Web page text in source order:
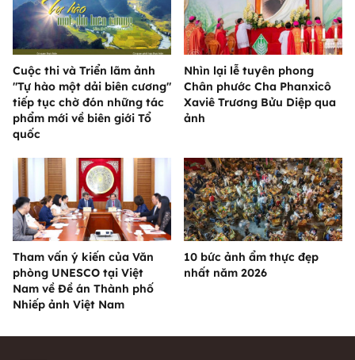
Cuộc thi và Triển lãm ảnh
"Tự hào một dải biên cương"
tiếp tục chờ đón những tác
phẩm mới về biên giới Tổ
quốc
Nhìn lại lễ tuyên phong
Chân phước Cha Phanxicô
Xaviê Trương Bửu Diệp qua
ảnh
Tham vấn ý kiến của Văn
phòng UNESCO tại Việt
Nam về Đề án Thành phố
Nhiếp ảnh Việt Nam
10 bức ảnh ẩm thực đẹp
nhất năm 2026